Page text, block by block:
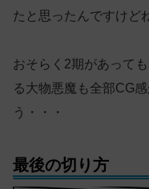
たと思ったんですけど
おそらく2期があって
る大物悪魔も全部CG
う・・・
最後の切り方